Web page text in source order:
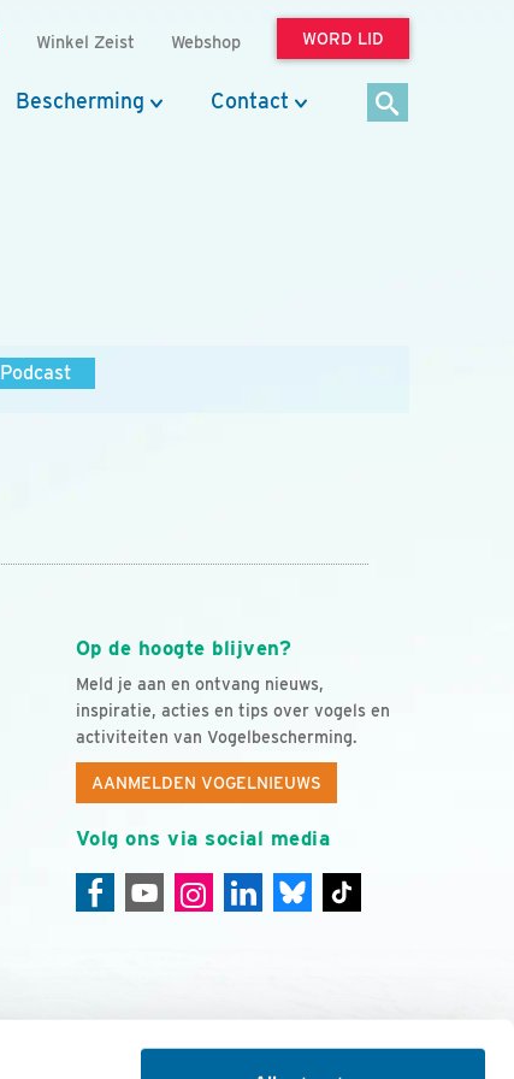
Winkel Zeist Webshop WORD LID
Bescherming Contact
Podcast
Op de hoogte blijven?
Meld je aan en ontvang nieuws,
inspiratie, acties en tips over vogels en
activiteiten van Vogelbescherming.
AANMELDEN VOGELNIEUWS
Volg ons via social media